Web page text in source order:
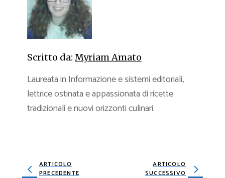
Scritto da: Myriam Amato
Laureata in Informazione e sistemi editoriali,
lettrice ostinata e appassionata di ricette
tradizionali e nuovi orizzonti culinari.
ARTICOLO
PRECEDENTE
ARTICOLO
SUCCESSIVO